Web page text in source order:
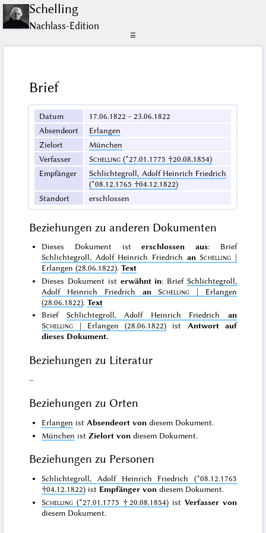
Schelling
Nachlass-Edition
☰
Brief
Datum
17.06.1822 - 23.06.1822
Absendeort
Erlangen
Zielort
München
Verfasser
Schelling (*27.01.1775 †20.08.1854)
Empfänger
Schlichtegroll, Adolf Heinrich Friedrich
(*08.12.1765 †04.12.1822)
Standort
erschlossen
Beziehungen zu anderen Dokumenten
Dieses Dokument isterschlossen aus: Brief
Schlichtegroll, Adolf Heinrich Friedrich an Schelling |
Erlangen (28.06.1822).Text
Dieses Dokument ist erwähnt in: Brief Schlichtegroll,
Adolf Heinrich Friedrich an Schelling | Erlangen
(28.06.1822).Text
Brief Schlichtegroll, Adolf Heinrich Friedrich an
Schelling | Erlangen (28.06.1822) ist Antwort auf
dieses Dokument.
Beziehungen zu Literatur
–
Beziehungen zu Orten
Erlangen ist Absendeort von diesem Dokument.
München istZielort von diesem Dokument.
Beziehungen zu Personen
Schlichtegroll, Adolf Heinrich Friedrich (*08.12.1765
†04.12.1822) ist Empfänger von diesem Dokument.
Schelling (*27.01.1775 †20.08.1854)ist Verfasser von
diesem Dokument.